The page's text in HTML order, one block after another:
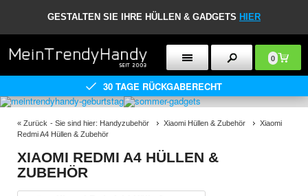
GESTALTEN SIE IHRE HÜLLEN & GADGETS HIER
0
30 TAGE RÜCKGABERECHT
« Zurück - Sie sind hier: Handyzubehör Xiaomi Hüllen & Zubehör
Xiaomi
Redmi A4 Hüllen & Zubehör
XIAOMI REDMI A4 HÜLLEN &
ZUBEHÖR